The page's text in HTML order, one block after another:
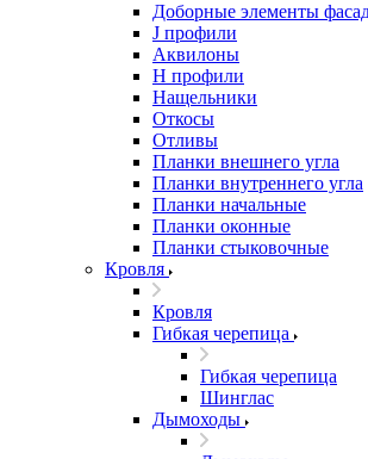
Доборные элементы
J профили
Аквилоны
Н профили
Нащельники
Откосы
Отливы
Планки внешнего угла
Планки внутреннего угла
Планки начальные
Планки оконные
Планки стыковочные
Кровля
Кровля
Гибкая черепица
Гибкая черепица
Шинглас
Дымоходы